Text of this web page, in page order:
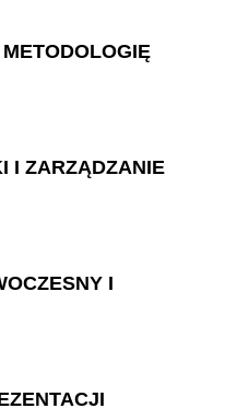
I ZARZĄDZANIE
I